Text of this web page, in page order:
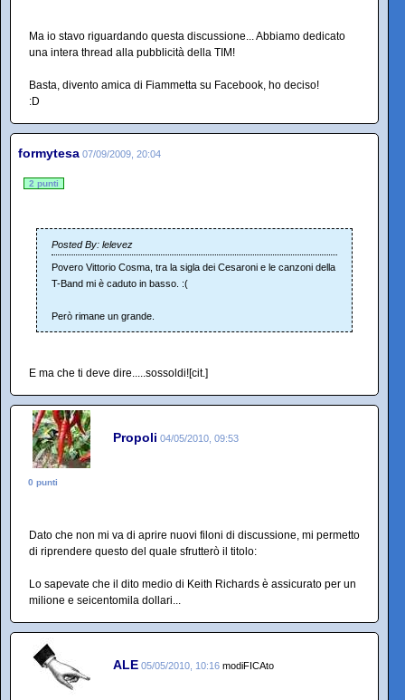
Ma io stavo riguardando questa discussione... Abbiamo dedicato
una intera thread alla pubblicità della TIM!
Basta, divento amica di Fiammetta su Facebook, ho deciso!
:D
formytesa 07/09/2009, 20:04
2 punti
Posted By: lelevez
Povero Vittorio Cosma, tra la sigla dei Cesaroni e le canzoni della
T-Band mi è caduto in basso. :(
Però rimane un grande.
E ma che ti deve dire.....sossoldi![cit.]
Propoli 04/05/2010, 09:53
0 punti
Dato che non mi va di aprire nuovi filoni di discussione, mi permetto
di riprendere questo del quale sfrutterò il titolo:
Lo sapevate che il dito medio di Keith Richards è assicurato per un
milione e seicentomila dollari...
ALE 05/05/2010, 10:16 modiFICAto